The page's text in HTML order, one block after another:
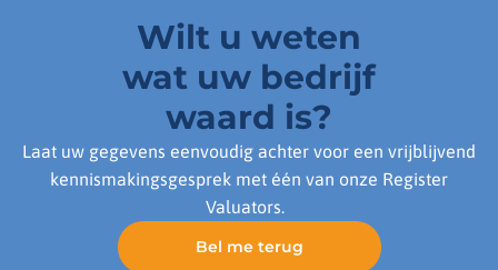
Wilt u weten
wat uw bedrijf
waard is?
Laat uw gegevens eenvoudig achter voor een vrijblijvend
kennismakingsgesprek met één van onze Register
Valuators.
Bel me terug